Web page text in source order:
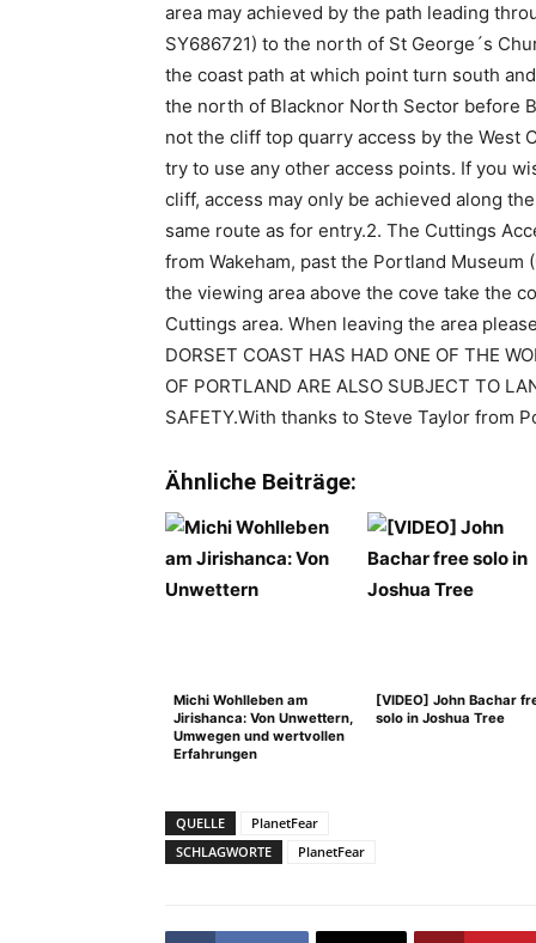
area may achieved by the path leading
SY686721) to the north of St George´s
the coast path at which point turn south
the north of Blacknor North Sector before
not the cliff top quarry access by the West
try to use any other access points. If you
cliff, access may only be achieved along
same route as for entry.2. The Cuttings
from Wakeham, past the Portland Museum
the viewing area above the cove take the
Cuttings area. When leaving the area
DORSET COAST HAS HAD ONE OF THE
OF PORTLAND ARE ALSO SUBJECT TO
SAFETY.With thanks to Steve Taylor from
Ähnliche Beiträge:
Michi Wohlleben am
Jirishanca: Von Unwettern,
Umwegen und wertvollen
Erfahrungen
[VIDEO] John Bachar
solo in Joshua Tree
QUELLE
PlanetFear
SCHLAGWORTE
PlanetFear